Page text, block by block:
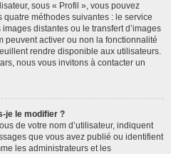
sous « Profil », vous pouvez
méthodes suivantes : le service
distantes ou le transfert d’images
peuvent activer ou non la fonctionnalité
rendre disponible aux utilisateurs.
nous vous invitons à contacter un
je le modifier ?
de votre nom d’utilisateur, indiquent
que vous avez publié ou identifient
les administrateurs et les